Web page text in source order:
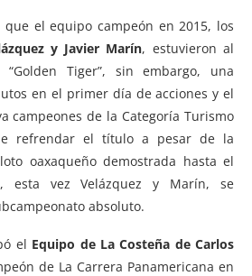
el equipo campeón en 2015, los
y Javier Marín, estuvieron al
Tiger”, sin embargo, una
en el primer día de acciones y el
campeones de la Categoría Turismo
refrendar el título a pesar de la
oaxaqueño demostrada hasta el
esta vez Velázquez y Marín, se
absoluto.
el Equipo de La Costeña de Carlos
de La Carrera Panamericana en